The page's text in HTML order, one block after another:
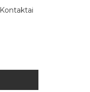
Kontaktai